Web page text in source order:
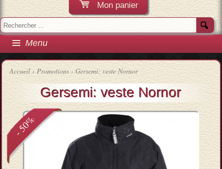
Mon panier
Menu
Accueil›Promotions › Gersemi: veste Nornor
Gersemi: veste Nornor
- 50%